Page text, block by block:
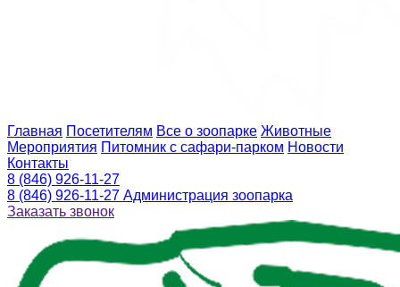
Главная Посетителям Все о зоопарке Животные
Мероприятия Питомник с сафари-парком Новости
Контакты
8 (846) 926-11-27
8 (846) 926-11-27 Администрация зоопарка
Заказать звонок